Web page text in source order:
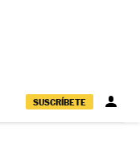
SUSCRÍBETE